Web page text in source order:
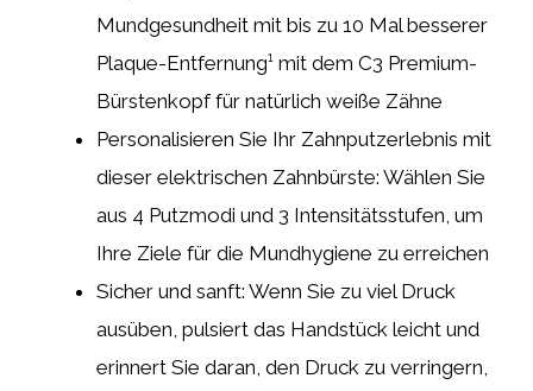
Mundgesundheit mit bis zu 10 Mal besserer
Plaque-Entfernung¹ mit dem C3 Premium-
Bürstenkopf für natürlich weiße Zähne
Personalisieren Sie Ihr Zahnputzerlebnis mit
dieser elektrischen Zahnbürste: Wählen Sie
aus 4 Putzmodi und 3 Intensitätsstufen, um
Ihre Ziele für die Mundhygiene zu erreichen
Sicher und sanft: Wenn Sie zu viel Druck
ausüben, pulsiert das Handstück leicht und
erinnert Sie daran, den Druck zu verringern,